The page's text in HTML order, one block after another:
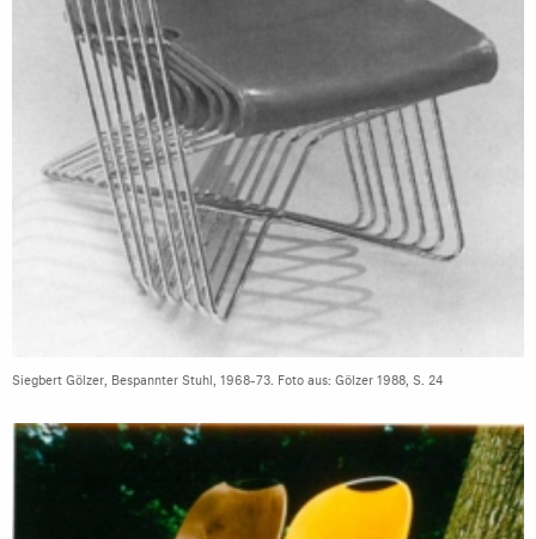
Siegbert Gölzer, Bespannter Stuhl, 1968-73. Foto aus: Gölzer 1988, S. 24